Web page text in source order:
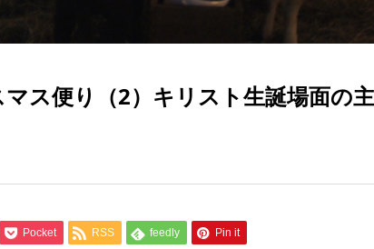
ス便り（2）キリスト生誕場面の
Pocket RSS feedly Pin it